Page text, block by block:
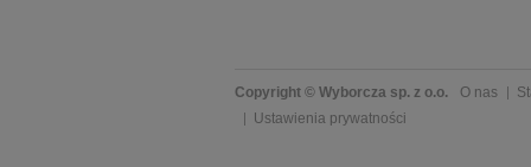
Copyright © Wyborcza sp. z o.o. O nas
Ustawienia prywatności